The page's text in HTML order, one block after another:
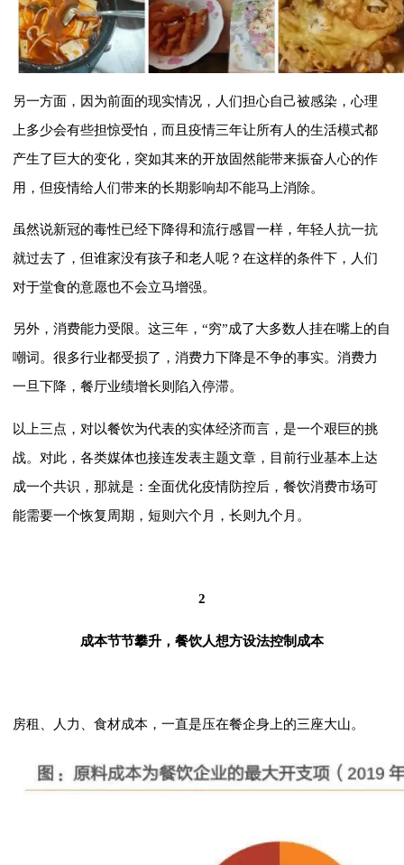
另一方面，因为前面的现实情况，人们担心自己被感染，心理
上多少会有些担惊受怕，而且疫情三年让所有人的生活模式都
产生了巨大的变化，突如其来的开放固然能带来振奋人心的作
用，但疫情给人们带来的长期影响却不能马上消除。
虽然说新冠的毒性已经下降得和流行感冒一样，年轻人抗一抗
就过去了，但谁家没有孩子和老人呢？在这样的条件下，人们
对于堂食的意愿也不会立马增强。
另外，消费能力受限。这三年，“穷”成了大多数人挂在嘴上的自
嘲词。很多行业都受损了，消费力下降是不争的事实。消费力
一旦下降，餐厅业绩增长则陷入停滞。
以上三点，对以餐饮为代表的实体经济而言，是一个艰巨的挑
战。对此，各类媒体也接连发表主题文章，目前行业基本上达
成一个共识，那就是：全面优化疫情防控后，餐饮消费市场可
能需要一个恢复周期，短则六个月，长则九个月。
2
成本节节攀升，餐饮人想方设法控制成本
房租、人力、食材成本，一直是压在餐企身上的三座大山。